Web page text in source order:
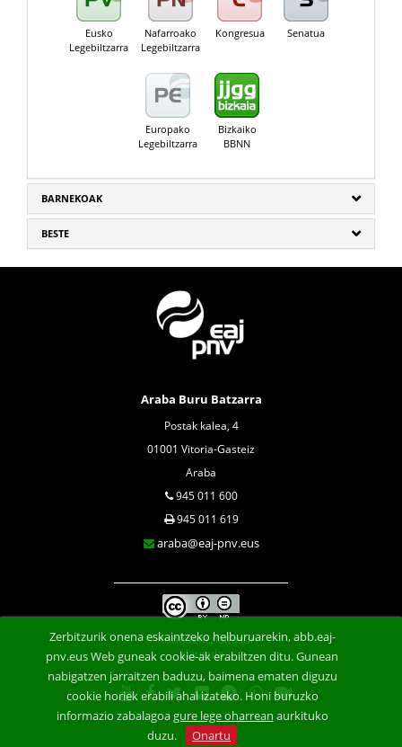
Eusko
Legebiltzarra
Nafarroako
Legebiltzarra
Kongresua Senatua
Europako
Legebiltzarra
Bizkaiko
BBNN
BARNEKOAK
BESTE
Araba Buru Batzarra
Postak kalea, 4
01001 Vitoria-Gasteiz
Araba
945 011 600
945 011 619
araba@eaj-pnv.eus
Konfidentzialtasun
klausula
Zerbitzurik onena eskaintzeko helburuarekin, abb.eaj-
pnv.eus Web guneak cookie-ak erabiltzen ditu. Gunean
nabigatzen jarraitzen baduzu, baimena ematen diguzu
cookie horiek erabili ahal izateko. Honi buruzko
informazio zabalagoagure lege oharrean aurkituko
duzu.
Onartu